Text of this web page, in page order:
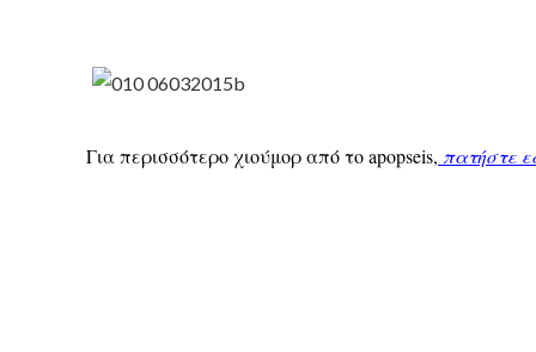
Για περισσότερο χιούμορ από το apopseis, πατήστε